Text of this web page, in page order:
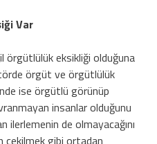
Var
örgütlülük eksikliği olduğuna
örgüt ve örgütlülük
ise örgütlü görünüp
insanlar olduğunu
de olmayacağını
gibi ortadan